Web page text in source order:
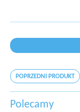
POPRZEDNI PRODUKT
Polecamy